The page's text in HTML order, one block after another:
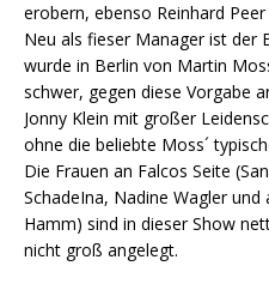
erobern, ebenso Reinhard Peer
Neu als fieser Manager ist der
wurde in Berlin von Martin
schwer, gegen diese Vorgabe
Jonny Klein mit großer
ohne die beliebte Moss´
Die Frauen an Falcos Seite
SchadeIna, Nadine Wagler
Hamm) sind in dieser Show
nicht groß angelegt.